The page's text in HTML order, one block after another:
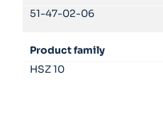
51-47-02-06
Product family
HSZ 10